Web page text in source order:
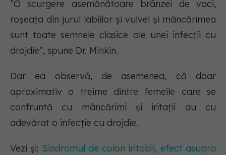
”O scurgere asemănătoare brânzei de vaci,
roșeața din jurul labiilor și vulvei și mâncărimea
sunt toate semnele clasice ale unei infecții cu
drojdie”, spune Dr. Minkin.
Dar ea observă, de asemenea, că doar
aproximativ o treime dintre femeile care se
confruntă cu mâncărimi și iritații au cu
adevărat o infecție cu drojdie.
Vezi și: Sindromul de colon iritabil, efect asupra